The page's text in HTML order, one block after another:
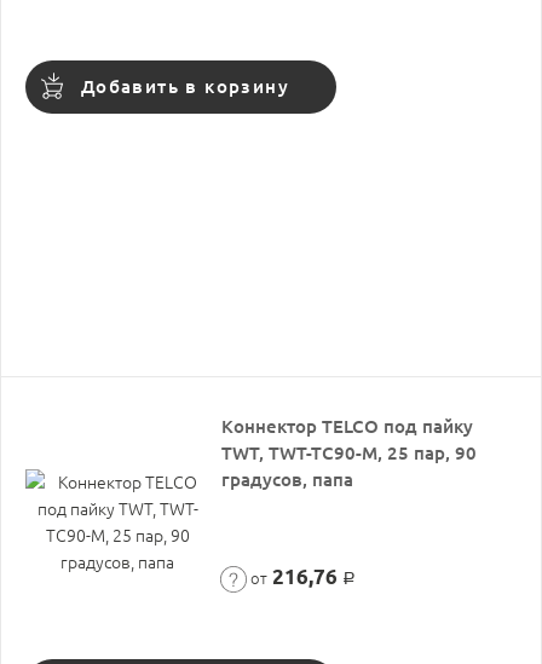
Добавить в корзину
Коннектор TELCO под пайку
TWT, TWT-TC90-M, 25 пар, 90
градусов, папа
от 216,76 Р